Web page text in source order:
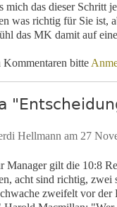
mich das dieser Schritt
was richtig für Sie ist,
das MK damit auf
Kommentaren bitte
Hellmann am 27
Manager gilt die 10:8
acht sind richtig, zwei
zweifelt vor der